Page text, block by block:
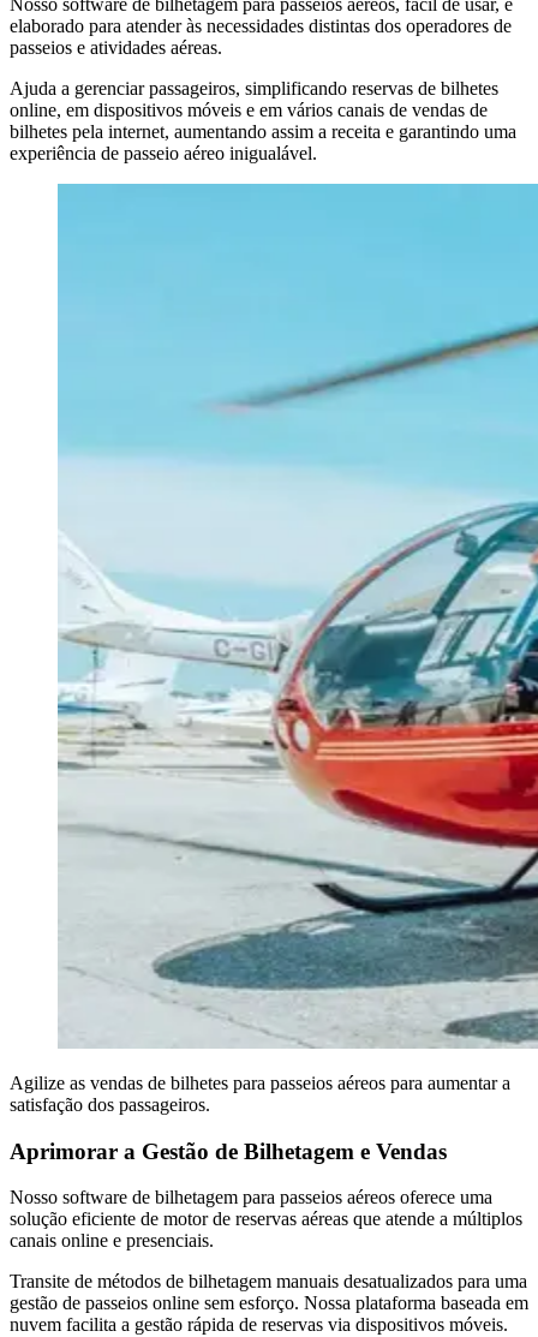
elaborado para atender às necessidades distintas dos operadores de
passeios e atividades aéreas.
Ajuda a gerenciar passageiros, simplificando reservas de bilhetes
online, em dispositivos móveis e em vários canais de vendas de
bilhetes pela internet, aumentando assim a receita e garantindo uma
experiência de passeio aéreo inigualável.
Agilize as vendas de bilhetes para passeios aéreos para aumentar a
satisfação dos passageiros.
Aprimorar a Gestão de Bilhetagem e Vendas
Nosso software de bilhetagem para passeios aéreos oferece uma
solução eficiente de motor de reservas aéreas que atende a múltiplos
canais online e presenciais.
Transite de métodos de bilhetagem manuais desatualizados para uma
gestão de passeios online sem esforço. Nossa plataforma baseada em
nuvem facilita a gestão rápida de reservas via dispositivos móveis.